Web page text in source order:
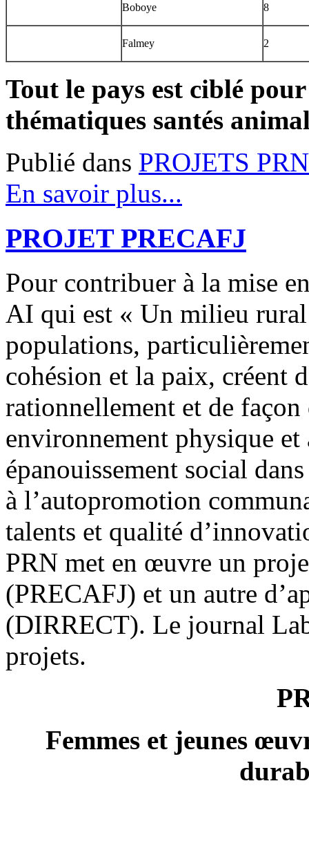
Boboye 8
Falmey 2
Tout le pays est ciblé
thématiques santés
Publié dans PROJETS PRN
En savoir plus...
PROJET PRECAFJ
Pour contribuer à la mise
AI qui est « Un milieu
populations,
cohésion et la paix, créent
rationnellement et de
environnement physique et
épanouissement social
à l’autopromotion
talents et qualité
PRN met en œuvre un
(PRECAFJ) et un autre
(DIRRECT). Le journal
projets.
Femmes et jeunes